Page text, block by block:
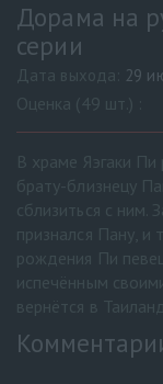
Дорама на
серии
Дата выхода: 29
Оценка (49 шт.) :
В храме Яэгаки Пи
брату-близнецу
сблизиться с ним.
признался Пану, и
рождения Пи
испечённым
вернётся в